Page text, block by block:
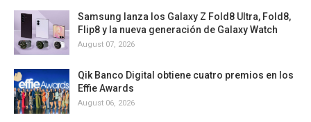
Samsung lanza los Galaxy Z Fold8 Ultra, Fold8,
Flip8 y la nueva generación de Galaxy Watch
August 07, 2026
Qik Banco Digital obtiene cuatro premios en los
Effie Awards
August 06, 2026